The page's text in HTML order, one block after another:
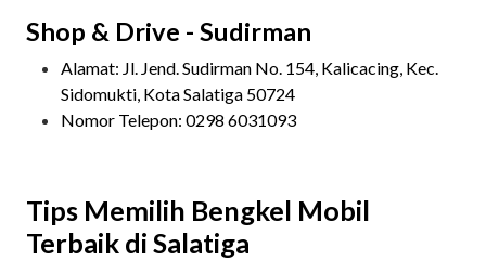
Shop & Drive - Sudirman
Alamat: Jl. Jend. Sudirman No. 154, Kalicacing, Kec.
Sidomukti, Kota Salatiga 50724
Nomor Telepon: 0298 6031093
Tips Memilih Bengkel Mobil
Terbaik di Salatiga